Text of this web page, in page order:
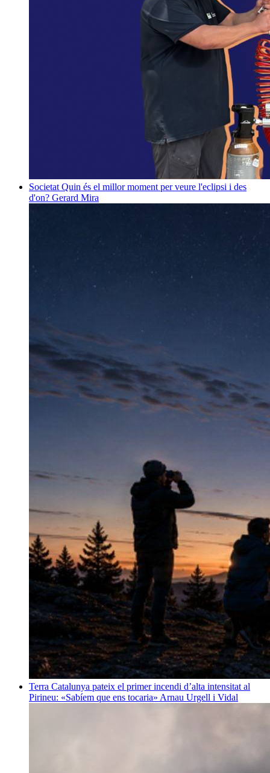
Societat Quin és el millor moment per veure l'eclipsi i des
d'on? Gerard Mira
Terra Catalunya pateix el primer incendi d’alta intensitat al
Pirineu: «Sabíem que ens tocaria» Arnau Urgell i Vidal